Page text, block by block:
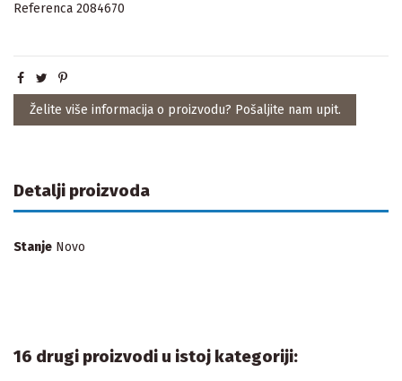
Referenca 2084670
Želite više informacija o proizvodu? Pošaljite nam upit.
Detalji proizvoda
Stanje Novo
16 drugi proizvodi u istoj kategoriji: